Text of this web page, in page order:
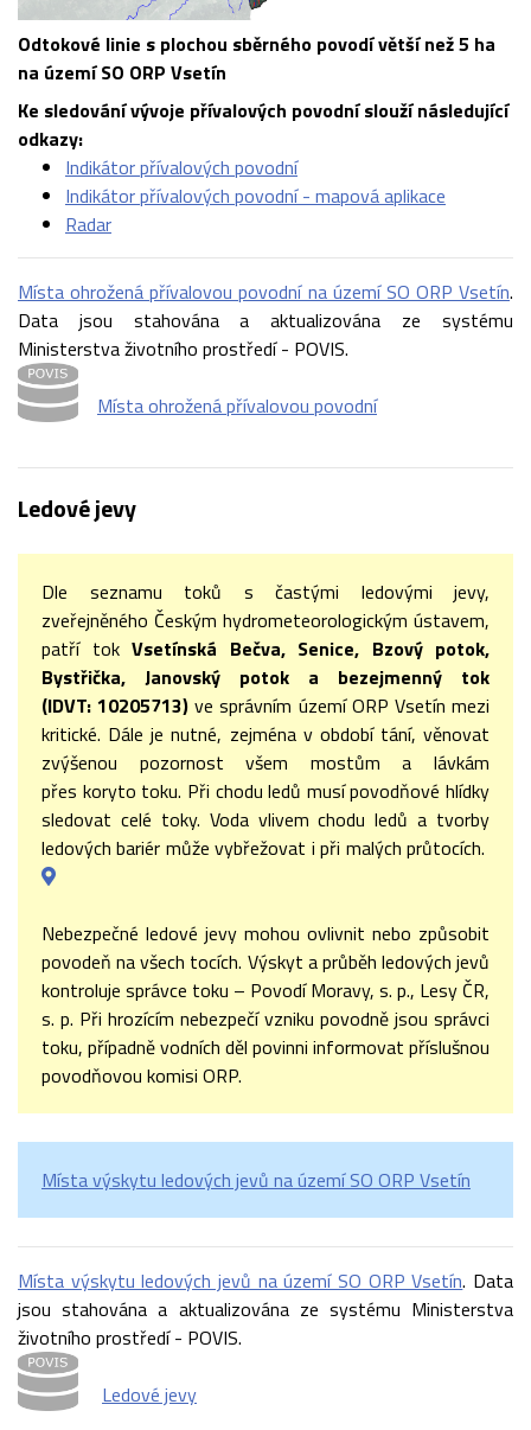
Odtokové linie s plochou sběrného povodí větší než 5 ha
na území SO ORP Vsetín
Ke sledování vývoje přívalových povodní slouží následující
odkazy:
Indikátor přívalových povodní
Indikátor přívalových povodní - mapová aplikace
Radar
Místa ohrožená přívalovou povodní na území SO ORP Vsetín.
Data jsou stahována a aktualizována ze systému
Ministerstva životního prostředí - POVIS.
Místa ohrožená přívalovou povodní
Ledové jevy
Dle seznamu toků s častými ledovými jevy,
zveřejněného Českým hydrometeorologickým ústavem,
patří tok Vsetínská Bečva, Senice, Bzový potok,
Bystřička, Janovský potok a bezejmenný tok
(IDVT: 10205713) ve správním území ORP Vsetín mezi
kritické. Dále je nutné, zejména v období tání, věnovat
zvýšenou pozornost všem mostům a lávkám
přes koryto toku. Při chodu ledů musí povodňové hlídky
sledovat celé toky. Voda vlivem chodu ledů a tvorby
ledových bariér může vybřežovat i při malých průtocích.
Nebezpečné ledové jevy mohou ovlivnit nebo způsobit
povodeň na všech tocích. Výskyt a průběh ledových jevů
kontroluje správce toku – Povodí Moravy, s. p., Lesy ČR,
s. p. Při hrozícím nebezpečí vzniku povodně jsou správci
toku, případně vodních děl povinni informovat příslušnou
povodňovou komisi ORP.
Místa výskytu ledových jevů na území SO ORP Vsetín
Místa výskytu ledových jevů na území SO ORP Vsetín. Data
jsou stahována a aktualizována ze systému Ministerstva
životního prostředí - POVIS.
Ledové jevy